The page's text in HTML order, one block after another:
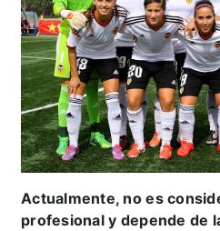
Actualmente, no es
profesional y depende de